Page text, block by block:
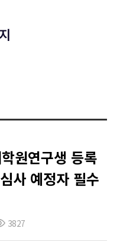
원연구생 등록
사 예정자 필수
3827